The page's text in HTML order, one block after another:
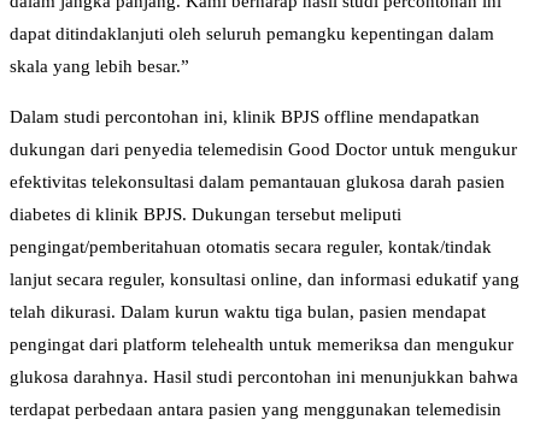
dapat ditindaklanjuti oleh seluruh pemangku kepentingan dalam
skala yang lebih besar.”
Dalam studi percontohan ini, klinik BPJS offline mendapatkan
dukungan dari penyedia telemedisin Good Doctor untuk mengukur
efektivitas telekonsultasi dalam pemantauan glukosa darah pasien
diabetes di klinik BPJS. Dukungan tersebut meliputi
pengingat/pemberitahuan otomatis secara reguler, kontak/tindak
lanjut secara reguler, konsultasi online, dan informasi edukatif yang
telah dikurasi. Dalam kurun waktu tiga bulan, pasien mendapat
pengingat dari platform telehealth untuk memeriksa dan mengukur
glukosa darahnya. Hasil studi percontohan ini menunjukkan bahwa
terdapat perbedaan antara pasien yang menggunakan telemedisin